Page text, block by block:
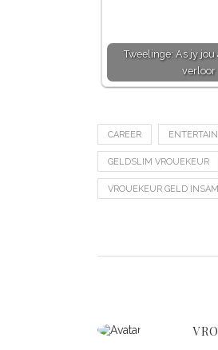
Tweelinge: As jy
verloor
CAREER
GELDSLIM VROUEKEUR
VROUEKEUR GELD